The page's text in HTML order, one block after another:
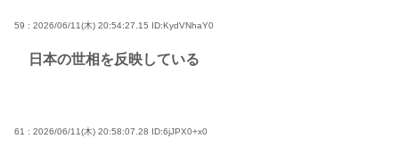
59 : 2026/06/11(木) 20:54:27.15 ID:KydVNhaY0
日本の世相を反映している
61 : 2026/06/11(木) 20:58:07.28 ID:6jJPX0+x0